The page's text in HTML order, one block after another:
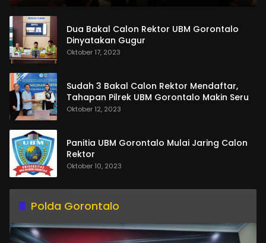
Dua Bakal Calon Rektor UBM Gorontalo
Dinyatakan Gugur
Oktober 17, 2023
Sudah 3 Bakal Calon Rektor Mendaftar,
Tahapan Pilrek UBM Gorontalo Makin Seru
Oktober 12, 2023
Panitia UBM Gorontalo Mulai Jaring Calon
Rektor
Oktober 10, 2023
Polda Gorontalo